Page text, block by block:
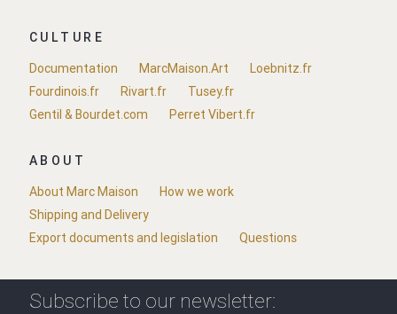
CULTURE
Documentation
MarcMaison.Art
Loebnitz.fr
Fourdinois.fr
Rivart.fr
Tusey.fr
Gentil & Bourdet.com
Perret Vibert.fr
ABOUT
About Marc Maison
How we work
Shipping and Delivery
Export documents and legislation
Questions
Subscribe to our newsletter: